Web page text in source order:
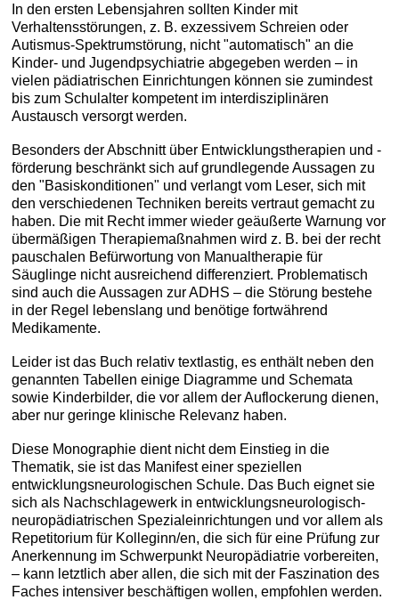
In den ersten Lebensjahren sollten Kinder mit
Verhaltensstörungen, z. B. exzessivem Schreien oder
Autismus-Spektrumstörung, nicht "automatisch" an die
Kinder- und Jugendpsychiatrie abgegeben werden – in
vielen pädiatrischen Einrichtungen können sie zumindest
bis zum Schulalter kompetent im interdisziplinären
Austausch versorgt werden.
Besonders der Abschnitt über Entwicklungstherapien und -
förderung beschränkt sich auf grundlegende Aussagen zu
den "Basiskonditionen" und verlangt vom Leser, sich mit
den verschiedenen Techniken bereits vertraut gemacht zu
haben. Die mit Recht immer wieder geäußerte Warnung vor
übermäßigen Therapiemaßnahmen wird z. B. bei der recht
pauschalen Befürwortung von Manualtherapie für
Säuglinge nicht ausreichend differenziert. Problematisch
sind auch die Aussagen zur ADHS – die Störung bestehe
in der Regel lebenslang und benötige fortwährend
Medikamente.
Leider ist das Buch relativ textlastig, es enthält neben den
genannten Tabellen einige Diagramme und Schemata
sowie Kinderbilder, die vor allem der Auflockerung dienen,
aber nur geringe klinische Relevanz haben.
Diese Monographie dient nicht dem Einstieg in die
Thematik, sie ist das Manifest einer speziellen
entwicklungsneurologischen Schule. Das Buch eignet sie
sich als Nachschlagewerk in entwicklungsneurologisch-
neuropädiatrischen Spezialeinrichtungen und vor allem als
Repetitorium für Kolleginn/en, die sich für eine Prüfung zur
Anerkennung im Schwerpunkt Neuropädiatrie vorbereiten,
– kann letztlich aber allen, die sich mit der Faszination des
Faches intensiver beschäftigen wollen, empfohlen werden.